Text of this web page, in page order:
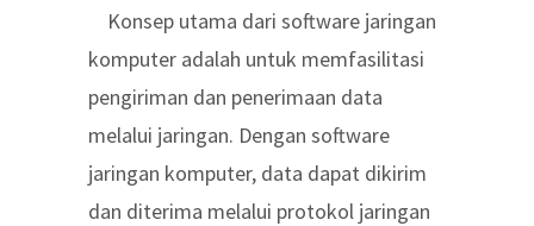
Konsep utama dari software jaringan
komputer adalah untuk memfasilitasi
pengiriman dan penerimaan data
melalui jaringan. Dengan software
jaringan komputer, data dapat dikirim
dan diterima melalui protokol jaringan